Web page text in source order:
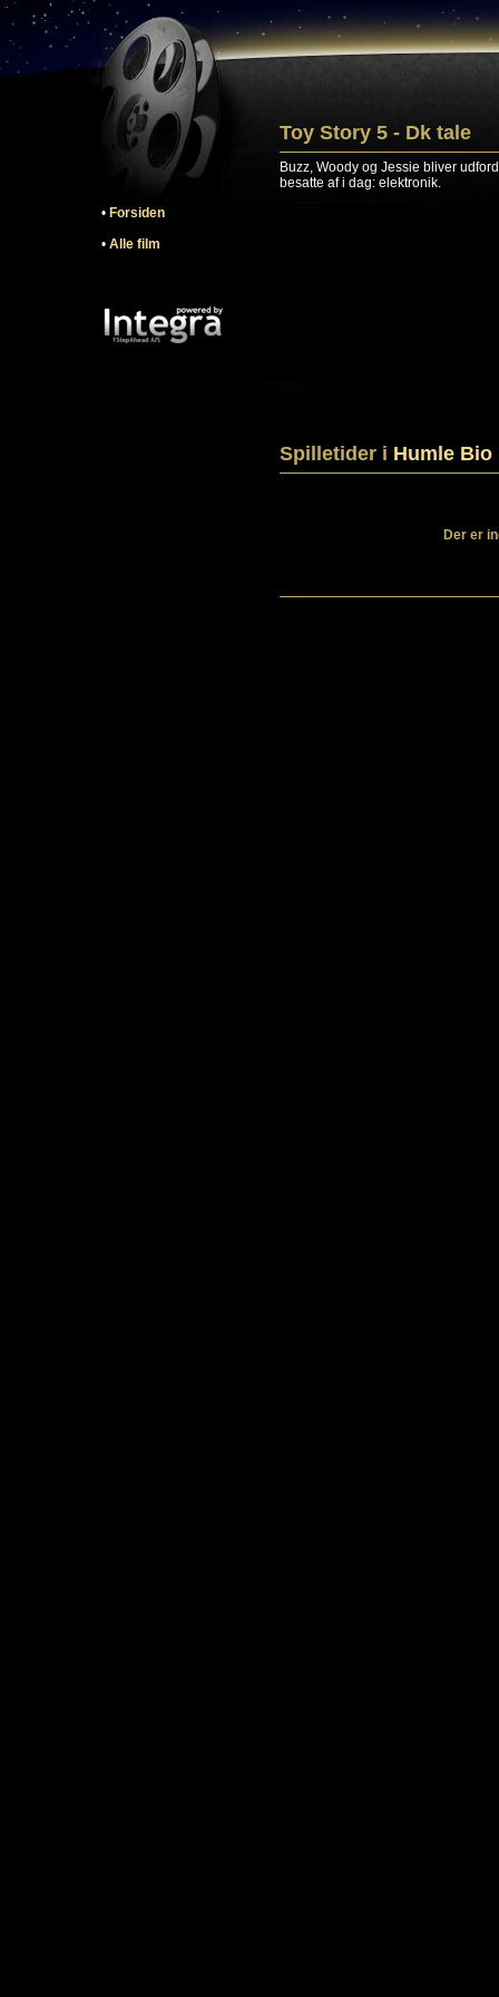
• Forsiden
• Alle film
Toy Story 5 - Dk tale
Buzz, Woody og Jessie bliver
besatte af i dag: elektronik.
Spilletider i Humle Bio
Der er